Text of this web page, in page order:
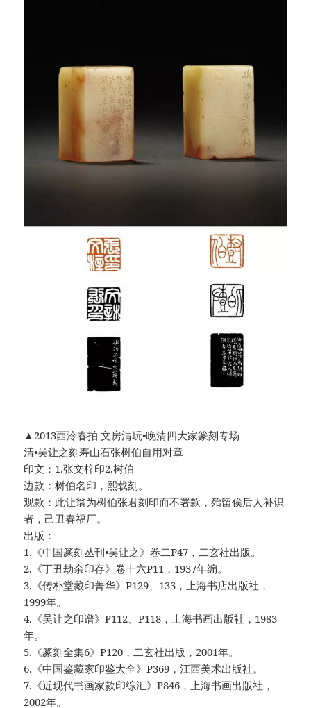
▲2013西泠春拍 文房清玩•晚清四大家篆刻专场
清•吴让之刻寿山石张树伯自用对章
印文：1.张文梓印2.树伯
边款：树伯名印，熙载刻。
观款：此让翁为树伯张君刻印而不署款，殆留俟后人补识
者，己丑春福厂。
出版：
1.《中国篆刻丛刊•吴让之》卷二P47，二玄社出版。
2.《丁丑劫余印存》卷十六P11，1937年编。
3.《传朴堂藏印菁华》P129、133，上海书店出版社，
1999年。
4.《吴让之印谱》P112、P118，上海书画出版社，1983
年。
5.《篆刻全集6》P120，二玄社出版，2001年。
6.《中国鉴藏家印鉴大全》P369，江西美术出版社。
7.《近现代书画家款印综汇》P846，上海书画出版社，
2002年。